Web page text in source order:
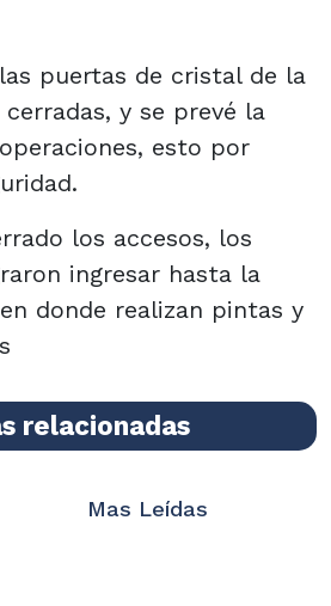
puertas de cristal de la
y se prevé la
esto por
los accesos, los
ingresar hasta la
donde realizan pintas y
relacionadas
Mas Leídas